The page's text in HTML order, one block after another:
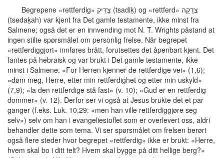
Begrepene «rettferdig» צַדִּיקִ (tsadiḳ) og «rettferd» צְדָקָה
(tsedaḳah) var kjent fra Det gamle testamente, ikke minst fra
Salmene; også det er en innvending mot N. T. Wrights påstand at
ingen stilte spørsmålet om personlig frelse. Når begrepet
«rettferdiggjort» innføres brått, forutsettes det åpenbart kjent. Det
fantes på hebraisk og var brukt i Det gamle testamente, ikke
minst i Salmene: «For Herren kjenner de rettferdige vei» (1,6);
«døm meg, Herre, etter min rettferdighet og etter min uskyld»
(7,9); «la den rettferdige stå fast» (v. 10); «Gud er en rettferdig
dommer» (v. 12). Derfor ser vi også at Jesus brukte det et par
ganger (f.eks. Luk. 10,29: «men han ville rettferdiggjøre seg
selv») selv om han i evangeliestoffet som er overlevert oss, aldri
behandler dette som tema. Vi ser spørsmålet om frelsen berørt
også flere steder hvor begrepet «rettferdig» ikke er brukt: «Herre,
hvem skal bo i ditt telt? Hvem skal bygge på ditt hellige berg?»